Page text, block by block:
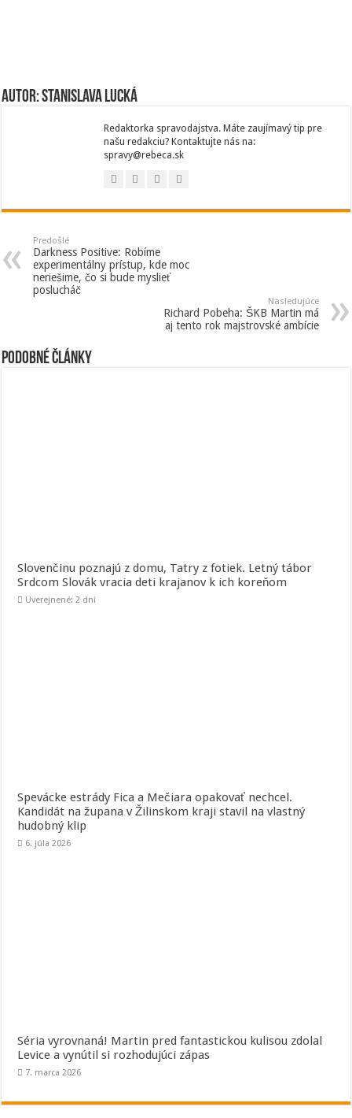
Autor: Stanislava Lucká
Redaktorka spravodajstva. Máte zaujímavý tip pre
našu redakciu? Kontaktujte nás na:
spravy@rebeca.sk
Predošlé
Darkness Positive: Robíme
experimentálny prístup, kde moc
neriešime, čo si bude myslieť
poslucháč
Nasledujúce
Richard Pobeha: ŠKB Martin má
aj tento rok majstrovské ambície
Podobné články
Slovenčinu poznajú z domu, Tatry z fotiek. Letný tábor
Srdcom Slovák vracia deti krajanov k ich koreňom
Uverejnené: 2 dni
Spevácke estrády Fica a Mečiara opakovať nechcel.
Kandidát na župana v Žilinskom kraji stavil na vlastný
hudobný klip
6. júla 2026
Séria vyrovnaná! Martin pred fantastickou kulisou zdolal
Levice a vynútil si rozhodujúci zápas
7. marca 2026